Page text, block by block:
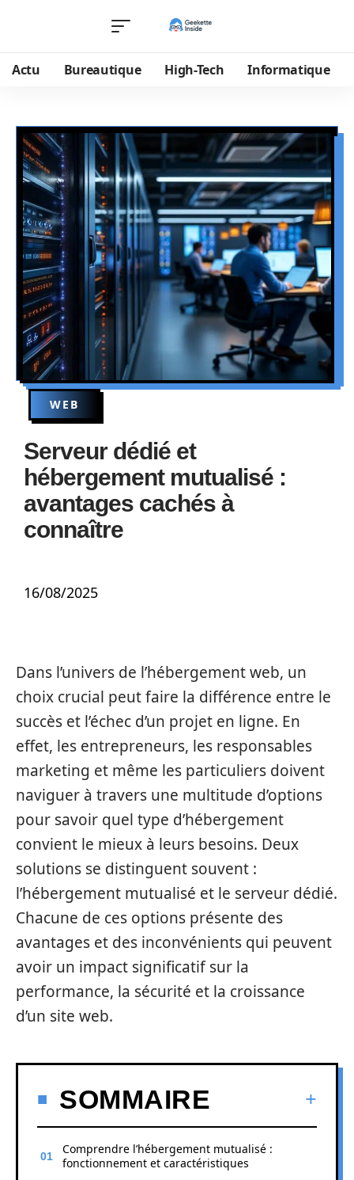
Actu Bureautique High-Tech Informatique
WEB
Serveur dédié et
hébergement mutualisé :
avantages cachés à
connaître
16/08/2025
Dans l’univers de l’hébergement web, un
choix crucial peut faire la différence entre le
succès et l’échec d’un projet en ligne. En
effet, les entrepreneurs, les responsables
marketing et même les particuliers doivent
naviguer à travers une multitude d’options
pour savoir quel type d’hébergement
convient le mieux à leurs besoins. Deux
solutions se distinguent souvent :
l’hébergement mutualisé et le serveur dédié.
Chacune de ces options présente des
avantages et des inconvénients qui peuvent
avoir un impact significatif sur la
performance, la sécurité et la croissance
d’un site web.
SOMMAIRE
Comprendre l’hébergement mutualisé :
fonctionnement et caractéristiques